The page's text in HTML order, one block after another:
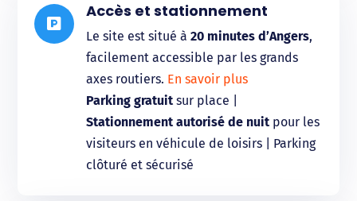

Accès et stationnement
Le site est situé à 20 minutes d’Angers,
facilement accessible par les grands
axes routiers. En savoir plus
Parking gratuitsur place |
Stationnement autorisé de nuitpour les
visiteurs en véhicule de loisirs | Parking
clôturé et sécurisé